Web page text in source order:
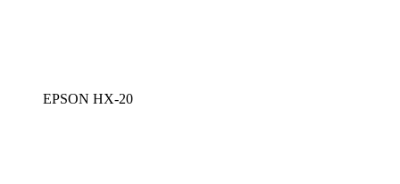
EPSON HX-20